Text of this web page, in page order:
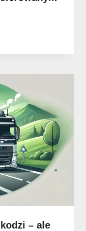
– ale